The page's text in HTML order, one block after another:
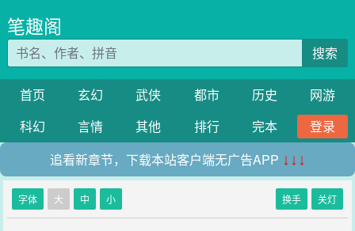
笔趣阁
搜索
首页 玄幻 武侠 都市 历史
网游
科幻
言情 其他 排行 完本
登录
追看新章节，下载本站客户端无广告APP ↓↓↓
字体 大 中 小 换手 关灯